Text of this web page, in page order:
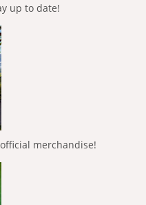
up to date!
merchandise!